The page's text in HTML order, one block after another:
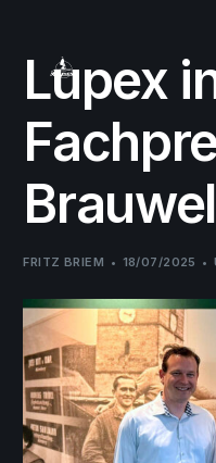
Lupex
FRITZ BRIEM 18/07/2025